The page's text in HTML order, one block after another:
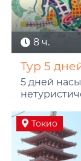
8 ч.
Тур 5
5 дней
Токио